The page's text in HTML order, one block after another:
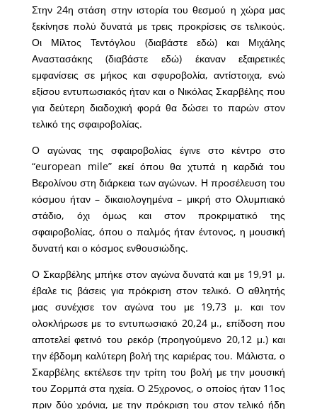
Στην 24η στάση στην ιστορία του θεσμού η χώρα μας
ξεκίνησε πολύ δυνατά με τρεις προκρίσεις σε τελικούς.
Οι Μίλτος Τεντόγλου (διαβάστεεδώ) και Μιχάλης
Αναστασάκης (διαβάστε εδώ) έκαναν εξαιρετικές
εμφανίσεις σε μήκος και σφυροβολία, αντίστοιχα, ενώ
εξίσου εντυπωσιακός ήταν και ο Νικόλας Σκαρβέλης που
για δεύτερη διαδοχική φορά θα δώσει το παρών στον
τελικό της σφαιροβολίας.
Ο αγώνας της σφαιροβολίας έγινε στο κέντρο στο
“european mile” εκεί όπου θα χτυπά η καρδιά του
Βερολίνου στη διάρκεια των αγώνων. Η προσέλευση του
κόσμου ήταν – δικαιολογημένα – μικρή στο Ολυμπιακό
στάδιο, όχι όμως και στον προκριματικό της
σφαιροβολίας, όπου ο παλμός ήταν έντονος, η μουσική
δυνατή και ο κόσμος ενθουσιώδης.
Ο Σκαρβέλης μπήκε στον αγώνα δυνατά και με 19,91 μ.
έβαλε τις βάσεις για πρόκριση στον τελικό. Ο αθλητής
μας συνέχισε τον αγώνα του με 19,73 μ. και τον
ολοκλήρωσε με το εντυπωσιακό 20,24 μ., επίδοση που
αποτελεί φετινό του ρεκόρ (προηγούμενο 20,12 μ.) και
την έβδομη καλύτερη βολή της καριέρας του. Μάλιστα, ο
Σκαρβέλης εκτέλεσε την τρίτη του βολή με την μουσική
του Ζορμπά στα ηχεία. Ο 25χρονος, ο οποίος ήταν 11ος
πριν δύο χρόνια, με την πρόκριση του στον τελικό ήδη